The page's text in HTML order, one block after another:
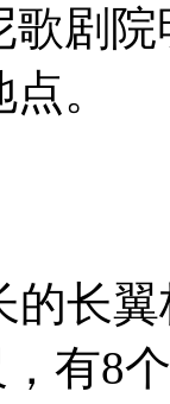
歌剧
。
的长
有8